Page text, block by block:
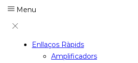
Menu
Enllaços Ràpids
Amplificadors